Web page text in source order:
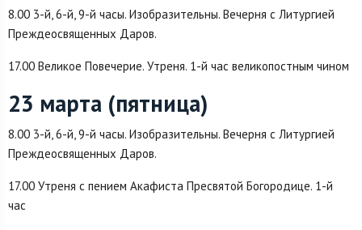
8.00 3-й, 6-й, 9-й часы. Изобразительны. Вечерня с Литургией
Преждеосвященных Даров.
17.00 Великое Повечерие. Утреня. 1-й час великопостным чином
23 марта (пятница)
8.00 3-й, 6-й, 9-й часы. Изобразительны. Вечерня с Литургией
Преждеосвященных Даров.
17.00 Утреня с пением Акафиста Пресвятой Богородице. 1-й
час